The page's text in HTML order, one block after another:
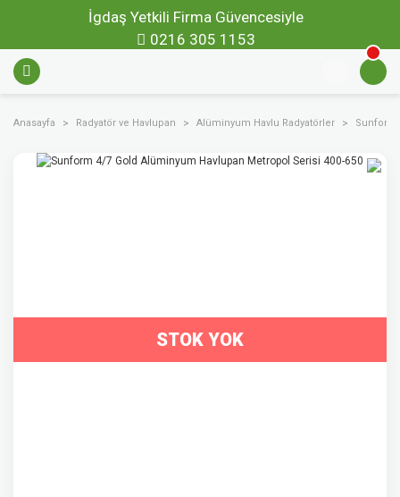
İgdaş Yetkili Firma Güvencesiyle
0216 305 1153
Anasayfa Radyatör ve Havlupan Alüminyum Havlu Radyatörler Sunform
STOK YOK